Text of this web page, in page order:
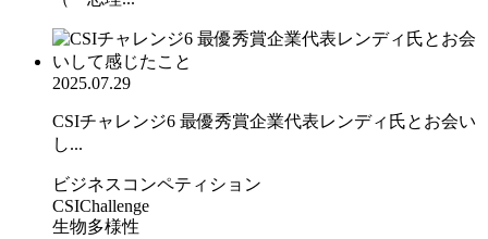
2025.07.29
CSIチャレンジ6 最優秀賞企業代表レンディ氏とお会い
し...
ビジネスコンペティション
CSIChallenge
生物多様性